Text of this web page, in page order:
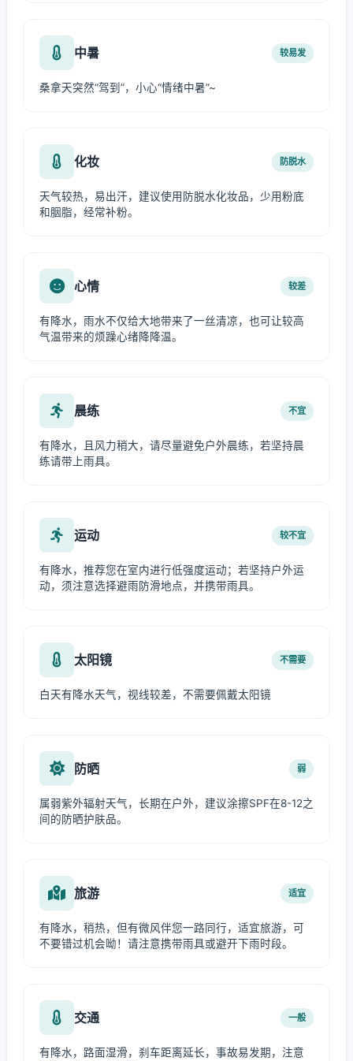
中暑 较易发
桑拿天突然“驾到”，小心“情绪中暑”~
化妆 防脱水
天气较热，易出汗，建议使用防脱水化妆品，少用粉底
和胭脂，经常补粉。
心情 较差
有降水，雨水不仅给大地带来了一丝清凉，也可让较高
气温带来的烦躁心绪降降温。
晨练 不宜
有降水，且风力稍大，请尽量避免户外晨练，若坚持晨
练请带上雨具。
运动 较不宜
有降水，推荐您在室内进行低强度运动；若坚持户外运
动，须注意选择避雨防滑地点，并携带雨具。
太阳镜 不需要
白天有降水天气，视线较差，不需要佩戴太阳镜
防晒 弱
属弱紫外辐射天气，长期在户外，建议涂擦SPF在8-12之
间的防晒护肤品。
旅游 适宜
有降水，稍热，但有微风伴您一路同行，适宜旅游，可
不要错过机会呦！请注意携带雨具或避开下雨时段。
交通 一般
有降水，路面湿滑，刹车距离延长，事故易发期，注意